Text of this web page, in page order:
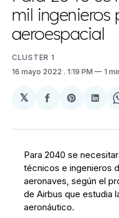
mil ingenieros
aeroespacial
CLUSTER 1
16 mayo 2022 . 1:19 PM 1
𝕏
Compartir
Facebook
Share
Pinterest
Para 2040 se
técnicos e ingenieros
aeronaves, según el
de Airbus que estudia
aeronáutico.